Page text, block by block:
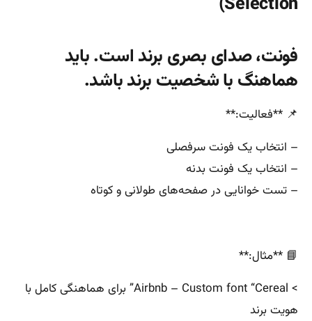
فونت، صدای بصری برند است. باید
هماهنگ با شخصیت برند باشد.
📌 **فعالیت:**
– انتخاب یک فونت سرفصلی
– انتخاب یک فونت بدنه
– تست خوانایی در صفحه‌های طولانی و کوتاه
📘 **مثال:**
> Airbnb – Custom font “Cereal” برای هماهنگی کامل با
هویت برند